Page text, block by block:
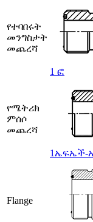
የተባበሩት
መንግስታት
መጨረሻ
1 ፎ
የሜትሪክ
ምሰሶ
መጨረሻ
1ኤፍኤች-
Flange